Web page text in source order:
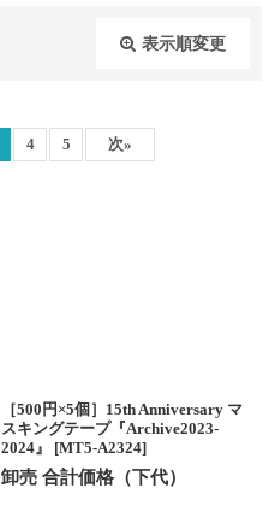
表示順変更
4 5 次»
［500円×5個］15th Anniversary マ
スキングテープ『Archive2023-
2024』
[MT5-A2324]
卸売 合計価格（下代）